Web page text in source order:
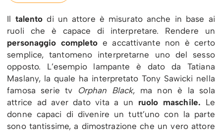
Il talento di un attore è misurato anche in base ai
ruoli che è capace di interpretare. Rendere un
personaggio completo e accattivante non è certo
semplice, tantomeno interpretarne uno del sesso
opposto. L’esempio lampante è dato da Tatiana
Maslany, la quale ha interpretato Tony Sawicki nella
famosa serie tv
Orphan Black, ma non è la sola
attrice ad aver dato vita a un ruolo maschile. Le
donne capaci di divenire un tutt’uno con la parte
sono tantissime, a dimostrazione che un vero attore